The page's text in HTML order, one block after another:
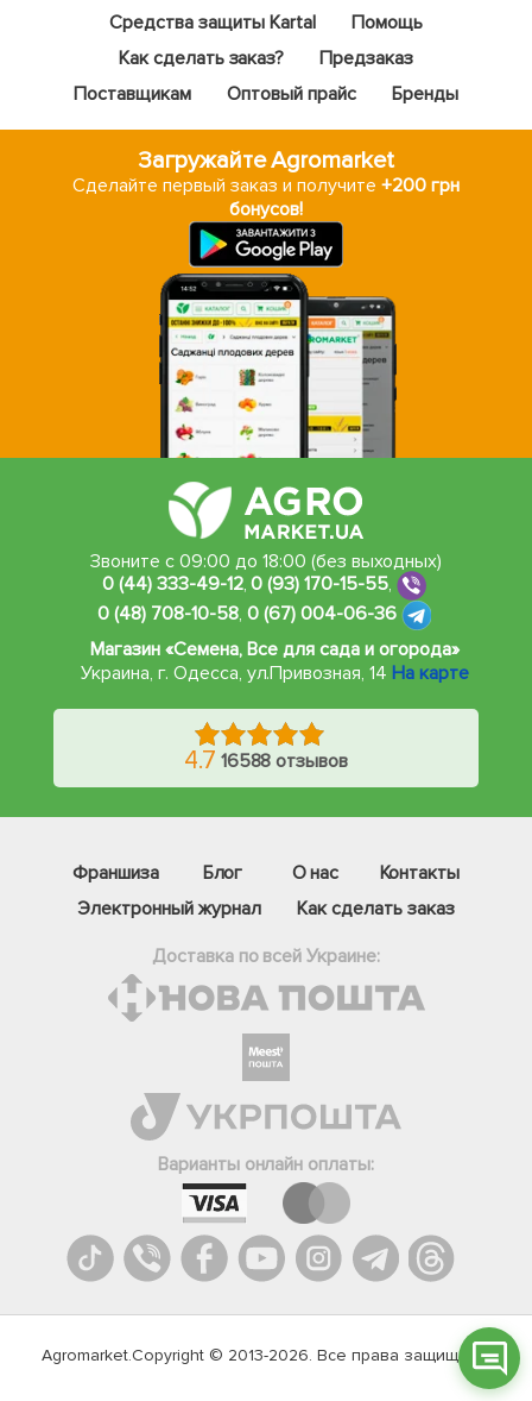
Средства защиты Kartal
Помощь
Как сделать заказ?
Предзаказ
Поставщикам
Оптовый прайс Бренды
Загружайте Agromarket
Сделайте первый заказ и получите +200 грн
бонусов!
Звоните с 09:00 до 18:00 (без выходных)
0 (44) 333-49-12,0 (93) 170-15-55,
0 (48) 708-10-58, 0 (67) 004-06-36
Магазин «Семена, Все для сада и огорода»
Украина, г. Одесса, ул.Привозная, 14 На карте
4.7 16588 отзывов
Франшиза Блог О нас
Контакты
Электронный журнал
Как сделать заказ
Доставка по всей Украине:
Варианты онлайн оплаты:
Agromarket.Copyright © 2013-2026. Все права защищены
Телеграм
Вайбер
Онлайн чат